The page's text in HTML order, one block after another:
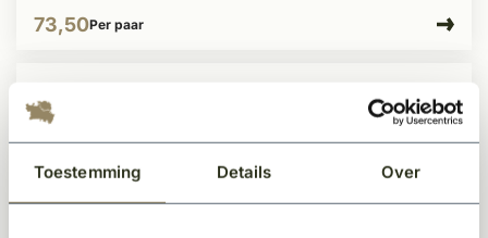
Toestemming Details Over
73,50Per paar
Achterdeurbeslag geborsteld RVS